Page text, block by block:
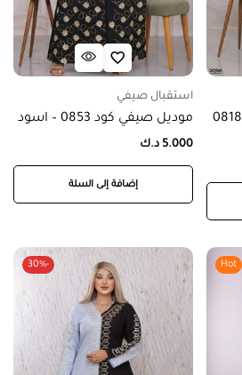
موديل صيفي بجيوب كود 0818
استقبال صيفي
موديل صيفي كود 0853 – اسود
5.000 د.ك
إضافة إلى السلة
Hot
-30%